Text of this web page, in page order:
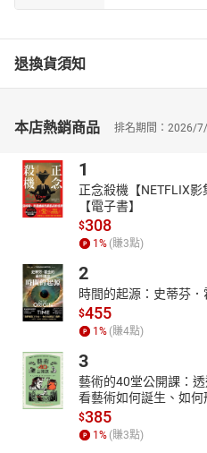
大師許士軍教授的管理定見和精闢
．產業環境的典範轉移
．創新與品牌策略
．各領風騷的卓越經營
．懷念杜拉克
退換貨須知
本店熱銷商品 排名期間：2026/
1
正念殺機【NETFLIX影
【電子書】
$308
1 % (賺3點)
2
時間的起源：史蒂芬．
$455
1 % (賺4點)
3
藝術的40堂公開課：
看藝術如何誕生、如何
$385
1 % (賺3點)